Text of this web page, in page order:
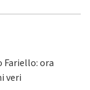
Fariello: ora
veri